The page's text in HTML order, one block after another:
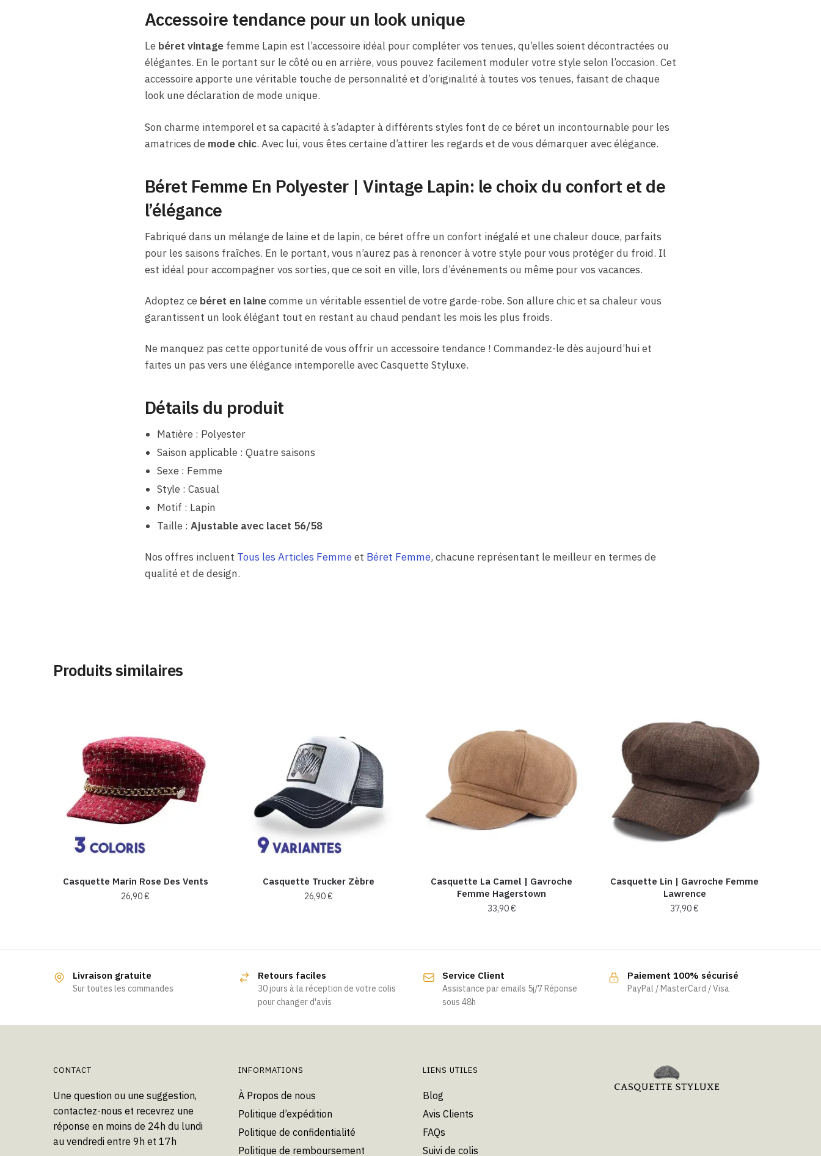
Accessoire tendance pour un look unique
Le béret vintagefemme Lapin est l’accessoire idéal pour compléter vos tenues, qu’elles soient décontractées ou
élégantes. En le portant sur le côté ou en arrière, vous pouvez facilement moduler votre style selon l’occasion. Cet
accessoire apporte une véritable touche de personnalité et d’originalité à toutes vos tenues, faisant de chaque
look une déclaration de mode unique.
Son charme intemporel et sa capacité à s’adapter à différents styles font de ce béret un incontournable pour les
amatrices de mode chic. Avec lui, vous êtes certaine d’attirer les regards et de vous démarquer avec élégance.
Béret Femme En Polyester​ | Vintage Lapin: le choix du confort et de
l’élégance
Fabriqué dans un mélange de laine et de lapin, ce béret offre un confort inégalé et une chaleur douce, parfaits
pour les saisons fraîches. En le portant, vous n’aurez pas à renoncer à votre style pour vous protéger du froid. Il
est idéal pour accompagner vos sorties, que ce soit en ville, lors d’événements ou même pour vos vacances.
Adoptez ce béret en lainecomme un véritable essentiel de votre garde-robe. Son allure chic et sa chaleur vous
garantissent un look élégant tout en restant au chaud pendant les mois les plus froids.
Ne manquez pas cette opportunité de vous offrir un accessoire tendance ! Commandez-le dès aujourd’hui et
faites un pas vers une élégance intemporelle avec Casquette Styluxe.
Détails du produit
Matière : Polyester
Saison applicable : Quatre saisons
Sexe : Femme
Style : Casual
Motif : Lapin
Taille : Ajustable avec lacet 56/58
Nos offres incluent Tous les Articles Femmeet Béret Femme, chacune représentant le meilleur en termes de
qualité et de design.
Produits similaires
Casquette Marin Rose Des Vents
26,90€
variations.
Les
peuvent
page
du
produit
Casquette Trucker Zèbre
26,90€
variations.
Les
peuvent
du
produit
Casquette La Camel​ | Gavroche
Femme Hagerstown
33,90€
Casquette Lin | Gavroche Femme
Lawrence
37,90€
Livraison gratuite
Sur toutes les commandes
Retours faciles
30 jours à la réception de votre colis
pour changer d'avis
Service Client
Assistance par emails 5j/7 Réponse
sous 48h
Paiement 100% sécurisé
PayPal / MasterCard / Visa
CONTACT
Une question ou une suggestion,
contactez-nous et recevrez une
réponse en moins de 24h du lundi
au vendredi entre 9h et 17h
INFORMATIONS
À Propos de nous
Politique d’expédition
Politique de confidentialité
Politique de remboursement
LIENS UTILES
Blog
Avis Clients
FAQs
Suivi de colis